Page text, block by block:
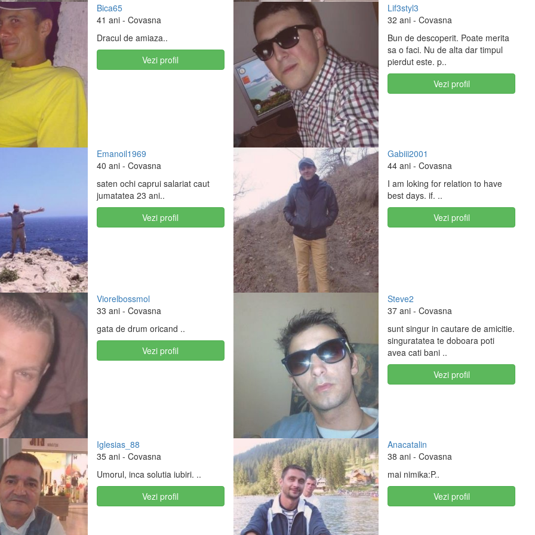
Bica65
41 ani- Covasna
Dracul de amiaza..
Vezi profil
Lif3styl3
32 ani - Covasna
Bun de descoperit. Poate merita
sa o faci. Nu de alta dar timpul
pierdut este. p..
Vezi profil
Emanoil1969
40 ani- Covasna
saten ochi caprui salariat caut
jumatatea 23 ani..
Vezi profil
Gabiii2001
44 ani - Covasna
I am loking for relation to have
best days. if. ..
Vezi profil
Viorelbossmol
33 ani- Covasna
gata de drum oricand ..
Vezi profil
Steve2
37 ani - Covasna
sunt singur in cautare de amicitie.
singuratatea te doboara poti
avea cati bani ..
Vezi profil
Iglesias_88
35 ani- Covasna
Umorul, inca solutia iubiri. ..
Vezi profil
Anacatalin
38 ani - Covasna
mai nimika:P..
Vezi profil